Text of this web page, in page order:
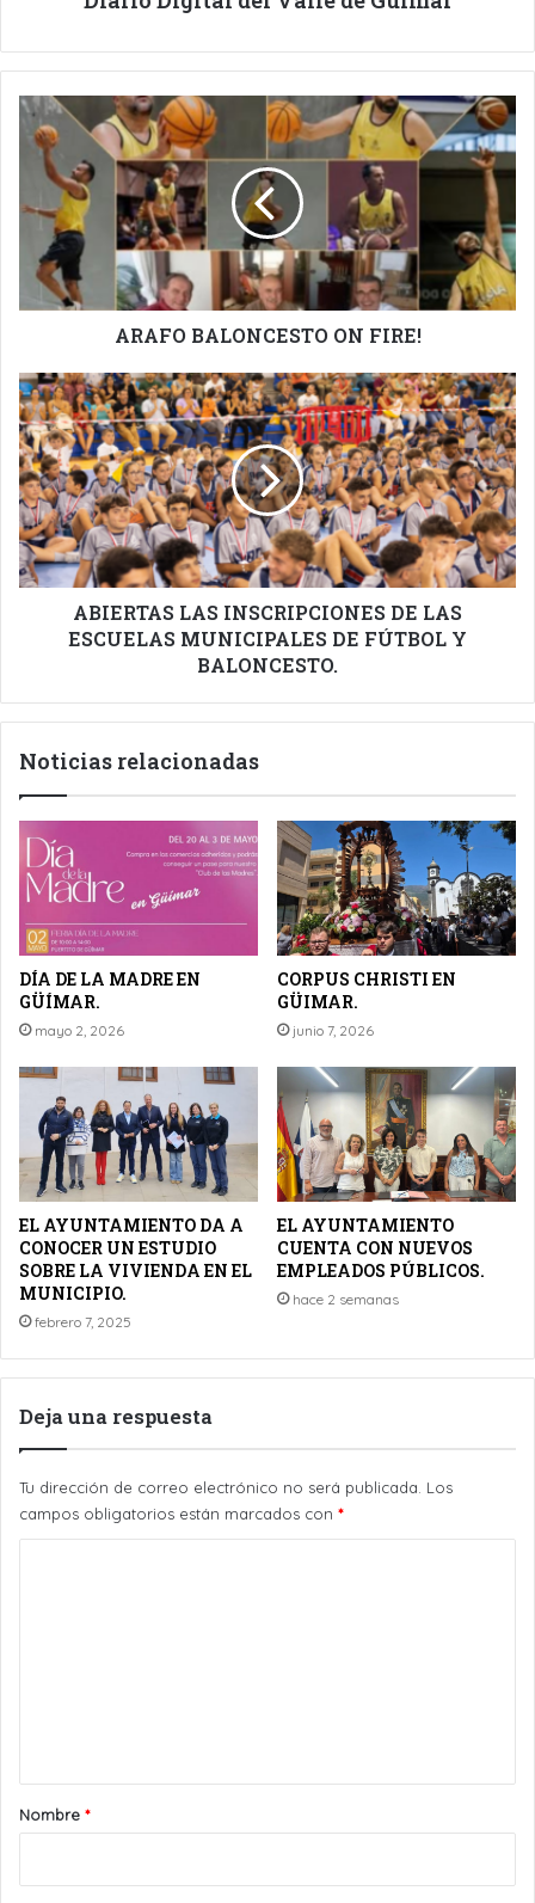
ARAFO
BALONCESTO
ON
FIRE!
ARAFO BALONCESTO ON FIRE!
ABIERTAS
LAS
INSCRIPCIONES
DE
LAS
ESCUELAS
MUNICIPALES
DE
FÚTBOL
BALONCESTO.
ABIERTAS LAS INSCRIPCIONES DE LAS
ESCUELAS MUNICIPALES DE FÚTBOL Y
BALONCESTO.
Noticias relacionadas
DÍA DE LA MADRE EN
GÜÍMAR.
mayo 2, 2026
CORPUS CHRISTI EN
GÜIMAR.
junio 7, 2026
EL AYUNTAMIENTO DA A
CONOCER UN ESTUDIO
SOBRE LA VIVIENDA EN EL
MUNICIPIO.
febrero 7, 2025
EL AYUNTAMIENTO
CUENTA CON NUEVOS
EMPLEADOS PÚBLICOS.
hace 2 semanas
Deja una respuesta
Tu dirección de correo electrónico no será publicada. Los
campos obligatorios están marcados con *
rNombre *